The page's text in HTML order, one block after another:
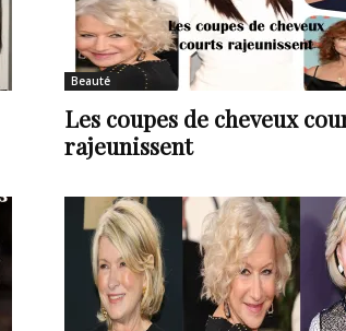
Beauté
Les coupes de cheveux
rajeunissent